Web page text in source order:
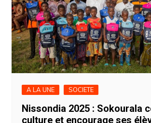
A LA UNE SOCIETE
Nissondia 2025 : Sokourala
culture et encourage ses